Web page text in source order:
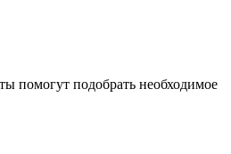
помогут подобрать необходимое